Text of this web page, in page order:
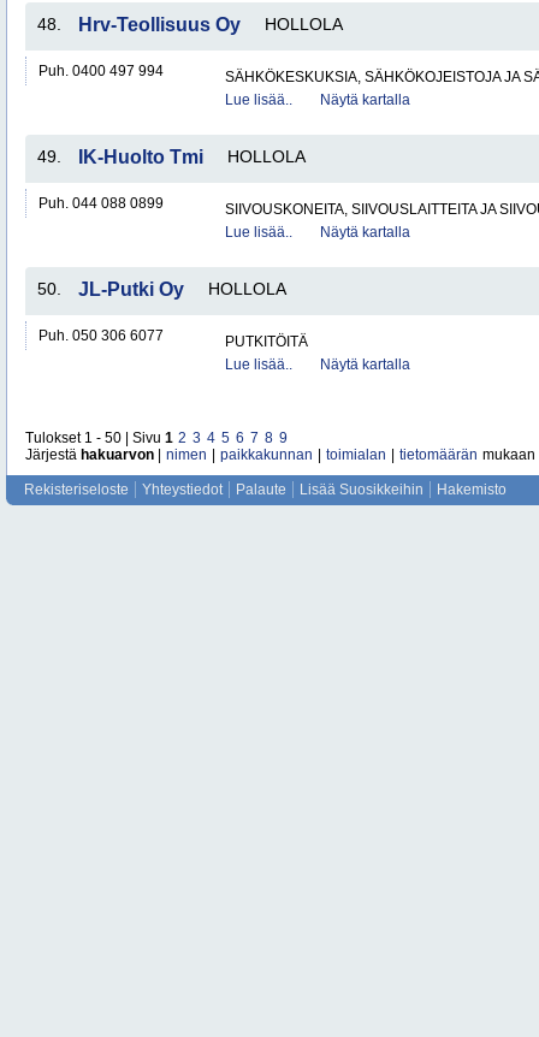
48. Hrv-Teollisuus Oy HOLLOLA
Puh. 0400 497 994
SÄHKÖKESKUKSIA, SÄHKÖKOJEISTOJA JA
Lue lisää..
Näytä kartalla
49. IK-Huolto Tmi HOLLOLA
Puh. 044 088 0899
SIIVOUSKONEITA, SIIVOUSLAITTEITA JA
Lue lisää..
Näytä kartalla
50. JL-Putki Oy HOLLOLA
Puh. 050 306 6077
PUTKITÖITÄ
Lue lisää..
Näytä kartalla
Tulokset 1 - 50 | Sivu 1 2 3 4 5 6 7 8 9
Järjestä hakuarvon nimen paikkakunnan toimialan tietomäärän mukaan
Rekisteriseloste Yhteystiedot Palaute Lisää Suosikkeihin Hakemisto